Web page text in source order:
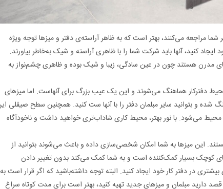
مراجعه می‌کنند، بهتر است که به ظاهر آراسته‌ی دفتر و میزها توجه ویژه
کنید، آنها باید شرکت شما را با ظاهری آراسته و شیک به‌خاطر بیاورند.
مدرن هستند چون در عین سادگی، زیبا و شیک بوده و ظاهری چشم‌نواز به
دفترکار هماهنگ می‌شوند و این یک عیب بزرگ برای آنهاست. اما میزهای
و بتوانید سایر مبلمان دفتر را با آنها ست کنید. همچنین سطح صیقلی
می‌شود. با نور بهتر، محیط کاری شاداب‌تری خواهید داشت و ناخودآگاه
این میزها به شما امکان شخصی‌سازی داده و باعث می‌شوند بتوانید از
کوچک بسیار کمک‌کننده است و به شما کمک می‌کند بدون تغییر دادن
در دفتر کار خود ایجاد کنید. البته توجه داشته‌باشید که اگر قرار است به
دارید مبلمان و میزهای جدید تهیه کنید، بهتر است برای مدت کوتاه سراغ